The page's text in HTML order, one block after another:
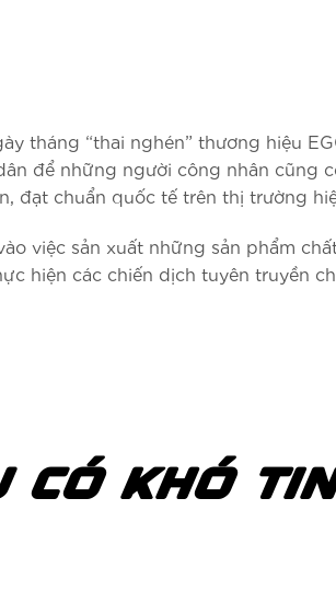
tháng “thai nghén” thương hiệu
để những người công nhân cũng
đạt chuẩn quốc tế trên thị trường
việc sản xuất những sản phẩm
hiện các chiến dịch tuyên truyền
CÓ KHÓ